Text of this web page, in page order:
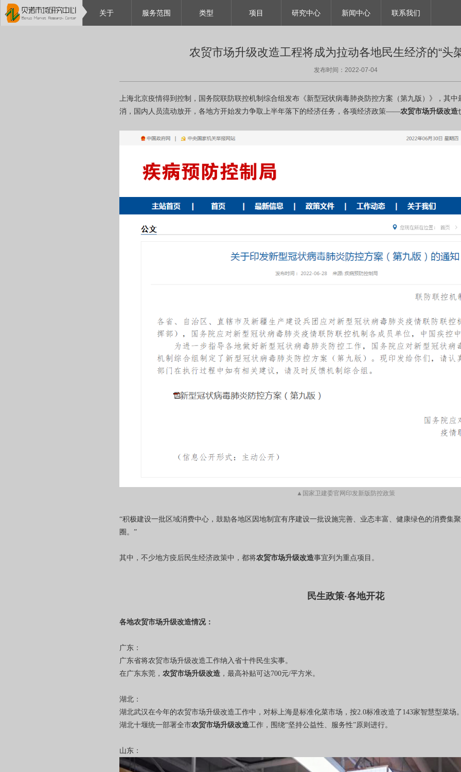
关于 服务范围 类型 项目 研究中心 新闻中心 联系我们
农贸市场升级改造工程将成为拉动各地民生经济的“头
发布时间：2022-07-04
上海北京疫情得到控制，国务院联防联控机制综合组发布《新型冠状病毒肺炎防控方案（第九版）》，其
消，国内人员流动放开，各地方开始发力争取上半年落下的经济任务，各项经济政策——农贸市场升级改造
▲国家卫建委官网印发新版防控政策
“积极建设一批区域消费中心，鼓励各地区因地制宜有序建设一批设施完善、业态丰富、健康绿色的消费集
圈。”
其中，不少地方疫后民生经济政策中，都将农贸市场升级改造事宜列为重点项目。
民生政策·各地开花
各地农贸市场升级改造情况：
广东：
广东省将农贸市场升级改造工作纳入省十件民生实事。
在广东东莞， 农贸市场升级改造 ，最高补贴可达700元/平方米。
湖北：
湖北武汉在今年的农贸市场升级改造工作中，对标上海是标准化菜市场，按2.0标准改造了143家智慧型菜场
湖北十堰统一部署全市农贸市场升级改造工作，围绕“坚持公益性、服务性”原则进行。
山东：